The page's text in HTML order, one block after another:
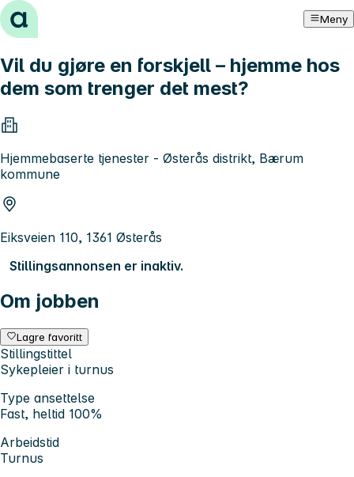
Hopp til innhold Meny
Vil du gjøre en forskjell – hjemme hos
dem som trenger det mest?
Hjemmebaserte tjenester - Østerås distrikt, Bærum
kommune
Eiksveien 110, 1361 Østerås
Stillingsannonsen er inaktiv.
Om jobben
Lagre favoritt
Stillingstittel
Sykepleier i turnus
Type ansettelse
Fast, heltid 100%
Arbeidstid
Turnus